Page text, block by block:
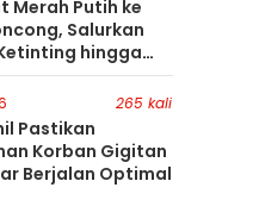
Merah Putih ke
Salurkan
hingga
265 kali
Pastikan
Korban Gigitan
Berjalan Optimal